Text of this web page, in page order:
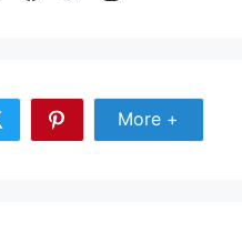
Share
Share
More +